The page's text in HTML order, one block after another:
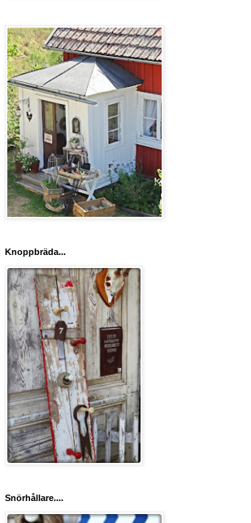
Knoppbräda...
Snörhållare....